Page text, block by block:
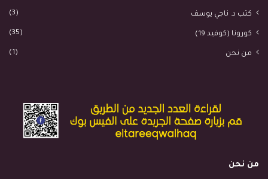
كتب د. ناجي يوسف (3)
كورونا (كوفيد 19) (35)
من نحن (1)
من نحن